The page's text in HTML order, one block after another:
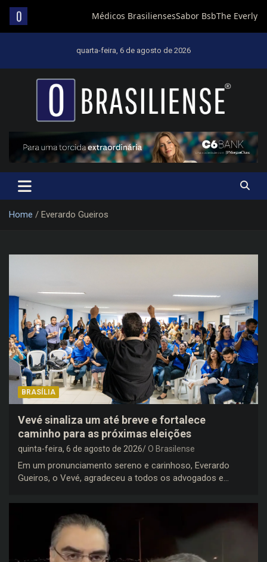
quarta-feira, 6 de agosto de 2026
Um diário de notícias que trabalha por Brasília
Home Everardo Gueiros
BRASÍLIA
Vevé sinaliza um até breve e fortalece
caminho para as próximas eleições
quinta-feira, 6 de agosto de 2026 O Brasilense
Em um pronunciamento sereno e carinhoso, Everardo
Gueiros, o Vevé, agradeceu a todos os advogados e…